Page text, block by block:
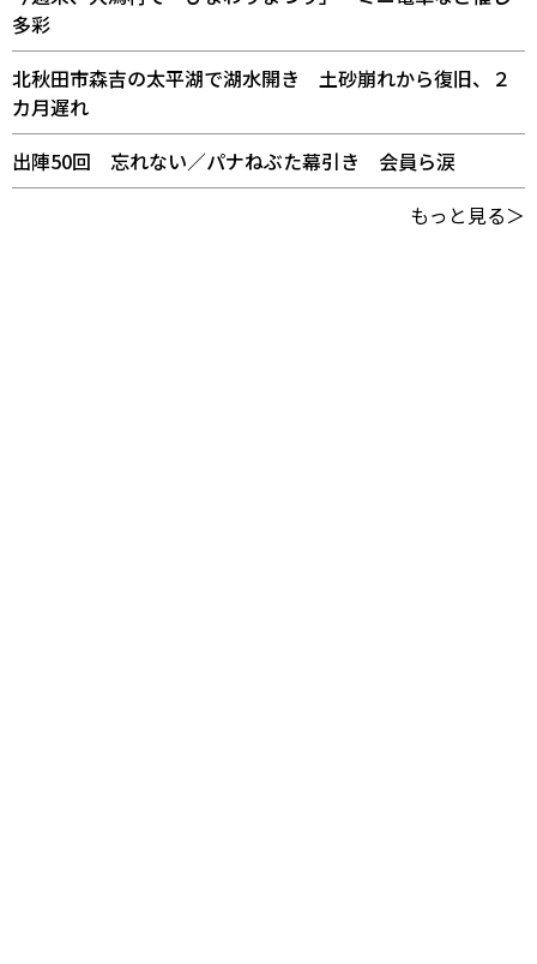
多彩
北秋田市森吉の太平湖で湖水開き 土砂崩れから復旧、２
カ月遅れ
出陣50回 忘れない／パナねぶた幕引き 会員ら涙
もっと見る＞